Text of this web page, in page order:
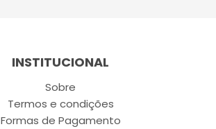
INSTITUCIONAL
Sobre
Termos e condições
Formas de Pagamento